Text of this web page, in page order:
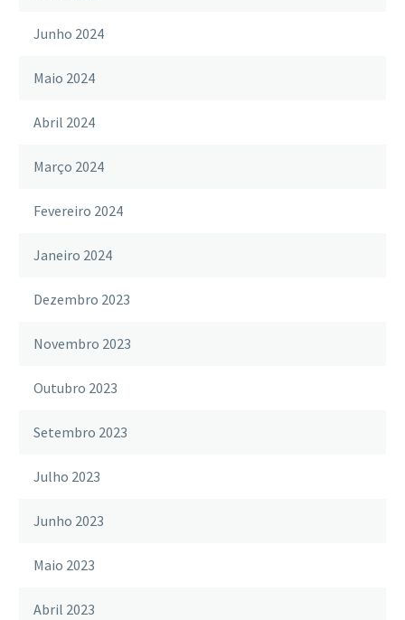
Junho 2024
Maio 2024
Abril 2024
Março 2024
Fevereiro 2024
Janeiro 2024
Dezembro 2023
Novembro 2023
Outubro 2023
Setembro 2023
Julho 2023
Junho 2023
Maio 2023
Abril 2023